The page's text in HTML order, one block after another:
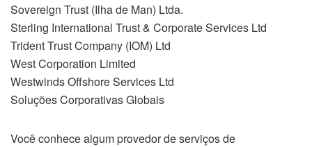
Sovereign Trust (Ilha de Man) Ltda.
Sterling International Trust & Corporate Services Ltd
Trident Trust Company (IOM) Ltd
West Corporation Limited
Westwinds Offshore Services Ltd
Soluções Corporativas Globais
Você conhece algum provedor de serviços de